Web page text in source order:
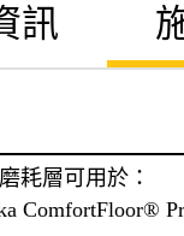
訊
耗層可用於：
ComfortFloor®